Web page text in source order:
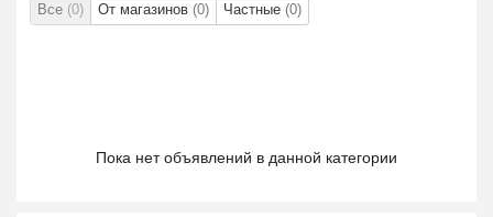
Все (0) От магазинов (0) Частные (0)
Пока нет объявлений в данной категории